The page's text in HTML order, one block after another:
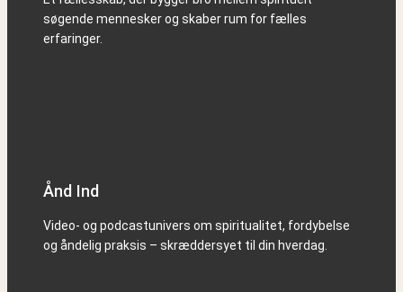
søgende mennesker og skaber rum for fælles
erfaringer.
Ånd Ind
Video- og podcastunivers om spiritualitet, fordybelse
og åndelig praksis – skræddersyet til din hverdag.